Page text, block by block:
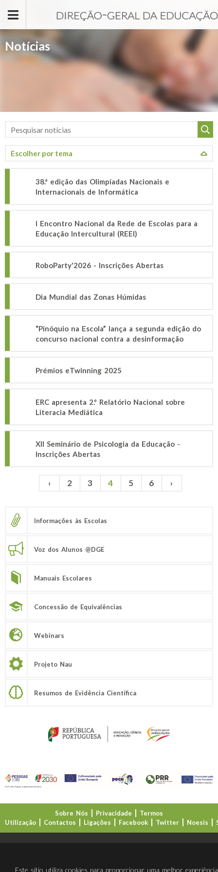
Notícias
38.ª edição das Olimpíadas Nacionais e
Internacionais de Informática
I Encontro Nacional da Rede de Escolas para a
Educação Intercultural (REEI)
RoboParty'2026 - Inscrições Abertas
Dia Mundial das Zonas Húmidas
“Pinóquio na Escola” lança a segunda edição do
concurso nacional contra a desinformação
Prémios eTwinning 2025
ERC apresenta 2.º Relatório Nacional sobre
Literacia Mediática
XII Seminário de Psicologia da Educação -
Inscrições Abertas
Páginas ‹ 2 3 4 5 6 ›
Informações às Escolas
Voz dos Alunos @DGE
Manuais Escolares
Concessão de Equivalências
Webinars
Projeto Nau
Resumos de Evidência Científica
Sobre Nós Privacidade
Termos
Utilização
Contactos Ligações Facebook Twitter Noesis
Este sítio utiliza cookies para proporcionar uma melhor